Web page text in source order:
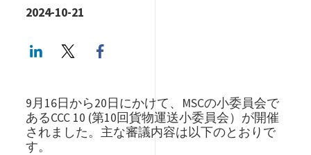
2024-10-21
LinkedInTwitter
9月16日から20日にかけて、MSCの小委員会で
あるCCC 10 (第10回貨物運送小委員会）が開催
されました。主な審議内容は以下のとおりで
す。